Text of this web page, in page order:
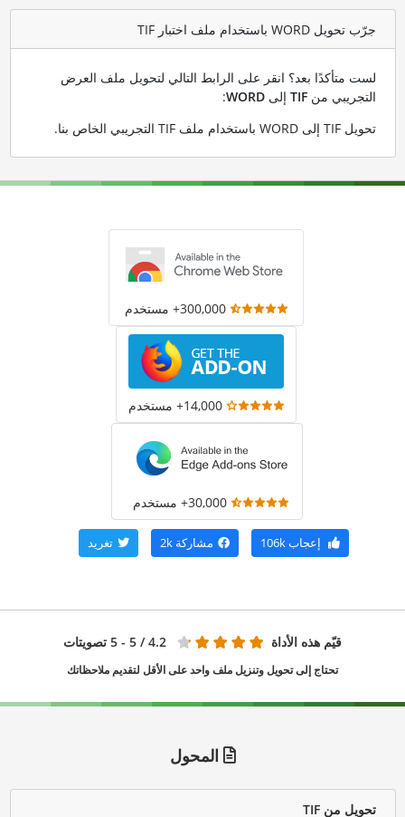
جرّب تحويل WORD باستخدام ملف اختبار TIF
لست متأكدًا بعد؟ انقر على الرابط التالي لتحويل ملف العرض
التجريبي من TIFإلى WORD
:
تحويل TIF إلى WORD باستخدام ملف TIF التجريبي الخاص بنا
.
300,000+ مستخدم
14,000+ مستخدم
30,000+ مستخدم
إعجاب106k مشاركة 2k تغريد
قيّم هذه الأداة 4.2 / 5 - 5 تصويتات
تحتاج إلى تحويل وتنزيل ملف واحد على الأقل لتقديم ملاحظاتك
المحول
تحويل من TIF